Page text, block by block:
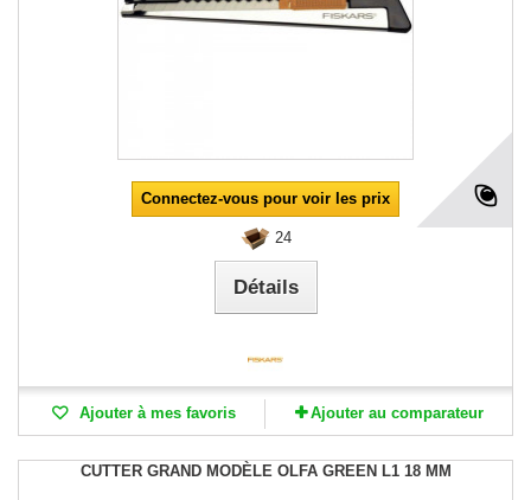
Connectez-vous pour voir les prix
24
Détails
Ajouter à mes favoris Ajouter au comparateur
CUTTER GRAND MODÈLE OLFA GREEN L1 18 MM